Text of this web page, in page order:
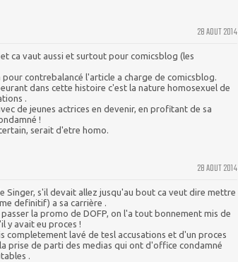
28 AOUT 2014
ca vaut aussi et surtout pour comicsblog (les
contrebalancé l'article a charge de comicsblog.
dans cette histoire c'est la nature homosexuel de
.
de jeunes actrices en devenir, en profitant de sa
!
serait d'etre homo.
28 AOUT 2014
Singer, s'il devait allez jusqu'au bout ca veut dire mettre
definitif) a sa carrière .
la promo de DOFP, on l'a tout bonnement mis de
y avait eu proces !
completement lavé de tesl accusations et d'un proces
prise de parti des medias qui ont d'office condamné
.